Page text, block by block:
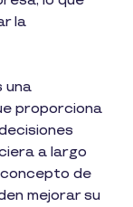
la
una
proporciona
a largo
de
mejorar su